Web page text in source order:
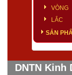
VÒNG
LẮC
SẢN
DNTN Kinh